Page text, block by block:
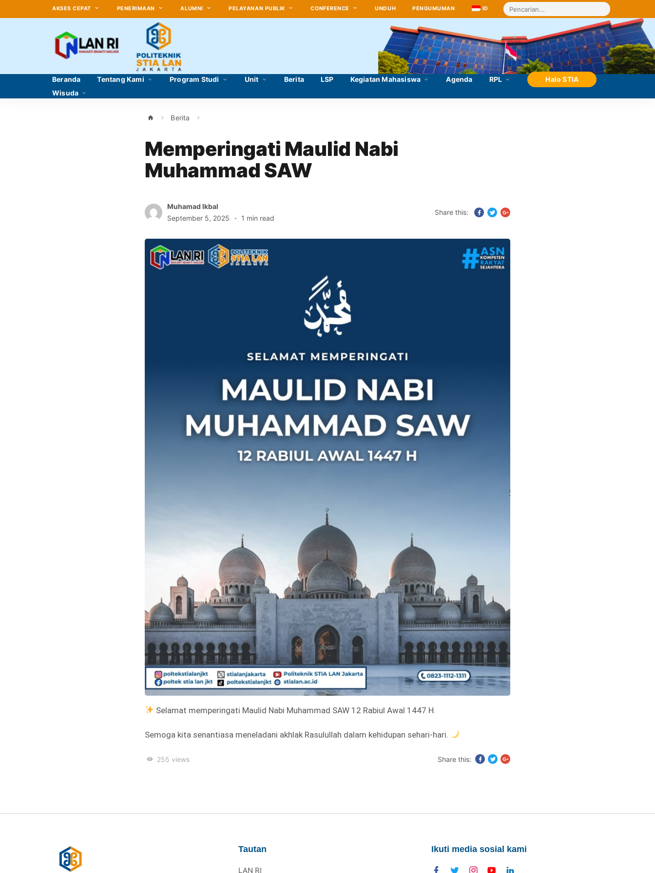
AKSES CEPAT PENERIMAAN ALUMNI PELAYANAN PUBLIK CONFERENCE UNDUH PENGUMUMAN ID
Beranda Tentang Kami Program Studi Unit Berita LSP Kegiatan Mahasiswa Agenda RPL
Halo STIA
Wisuda
Berita
Memperingati Maulid Nabi
Muhammad SAW
Muhamad Ikbal
September 5, 2025
1 min read
Share this:
Selamat memperingati Maulid Nabi Muhammad SAW 12 Rabiul Awal 1447 H.
Semoga kita senantiasa meneladani akhlak Rasulullah dalam kehidupan sehari-hari.
255 views Share this:
Tautan
LAN RI
Ikuti media sosial kami